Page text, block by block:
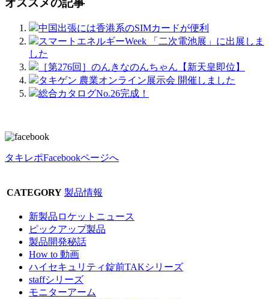
オススメの記事
中国出張には香港系のSIMカードが便利
スマートエネルギーWeek 「二次電池展」に出展しま
した
［第276回］のんきなのんちゃん【新天皇即位】
タキゲン 農業オンライン展示会 開催しました
総合カタログNo.26完成！
タキレポFacebookページへ
CATEGORY 製品情報
新製品ロケットニュース
ピックアップ製品
製品開発秘話
How to 動画
ハイセキュリティ錠前TAKシリーズ
staffシリーズ
モニターアーム